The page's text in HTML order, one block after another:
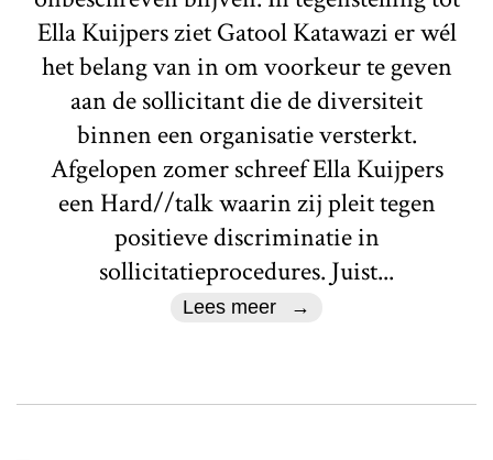
Ella Kuijpers ziet Gatool Katawazi er wél
het belang van in om voorkeur te geven
aan de sollicitant die de diversiteit
binnen een organisatie versterkt.
Afgelopen zomer schreef Ella Kuijpers
een Hard//talk waarin zij pleit tegen
positieve discriminatie in
sollicitatieprocedures. Juist...
Lees meer